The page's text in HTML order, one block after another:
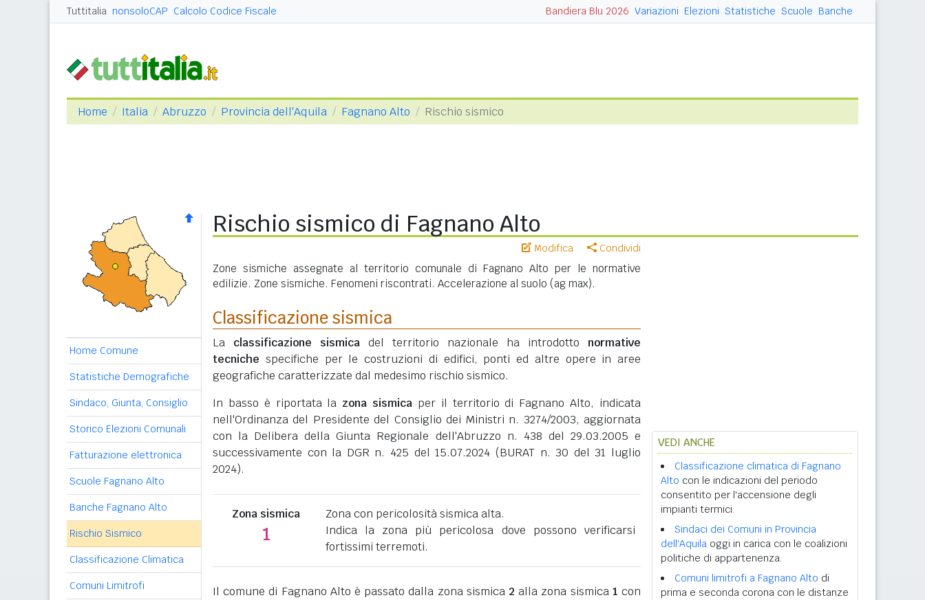
Tuttitalia nonsoloCAP Calcolo Codice Fiscale Bandiera Blu 2026 Variazioni Elezioni Statistiche Scuole Banche
Home Italia Abruzzo Provincia dell'Aquila Fagnano Alto Rischio sismico
Home Comune
Statistiche Demografiche
Sindaco, Giunta, Consiglio
Storico Elezioni Comunali
Fatturazione elettronica
Scuole Fagnano Alto
Banche Fagnano Alto
Rischio Sismico
Classificazione Climatica
Comuni Limitrofi
Rischio sismico di Fagnano Alto
Modifica Condividi
Zone sismiche assegnate al territorio comunale di Fagnano Alto per le normative
edilizie. Zone sismiche. Fenomeni riscontrati. Accelerazione al suolo (ag max).
Classificazione sismica
La classificazione sismica del territorio nazionale ha introdotto normative
tecniche specifiche per le costruzioni di edifici, ponti ed altre opere in aree
geografiche caratterizzate dal medesimo rischio sismico.
In basso è riportata la zona sismica per il territorio di Fagnano Alto, indicata
nell'Ordinanza del Presidente del Consiglio dei Ministri n. 3274/2003, aggiornata
con la Delibera della Giunta Regionale dell'Abruzzo n. 438 del 29.03.2005 e
successivamente con la DGR n. 425 del 15.07.2024 (BURAT n. 30 del 31 luglio
2024).
Zona sismica
1
Zona con pericolosità sismica alta.
Indica la zona più pericolosa dove possono verificarsi
fortissimi terremoti.
Il comune di Fagnano Alto è passato dalla zona sismica 2 alla zona sismica 1 con
VEDI ANCHE
Classificazione climatica di Fagnano
Alto con le indicazioni del periodo
consentito per l'accensione degli
impianti termici.
Sindaci dei Comuni in Provincia
dell'Aquila oggi in carica con le coalizioni
politiche di appartenenza.
Comuni limitrofi a Fagnano Alto di
prima e seconda corona con le distanze